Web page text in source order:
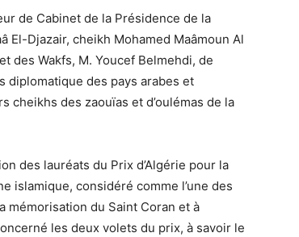
de Cabinet de la Présidence de la
El-Djazair, cheikh Mohamed Maâmoun Al
des Wakfs, M. Youcef Belmehdi, de
diplomatique des pays arabes et
cheikhs des zaouïas et d’oulémas de la
des lauréats du Prix d’Algérie pour la
islamique, considéré comme l’une des
mémorisation du Saint Coran et à
les deux volets du prix, à savoir le